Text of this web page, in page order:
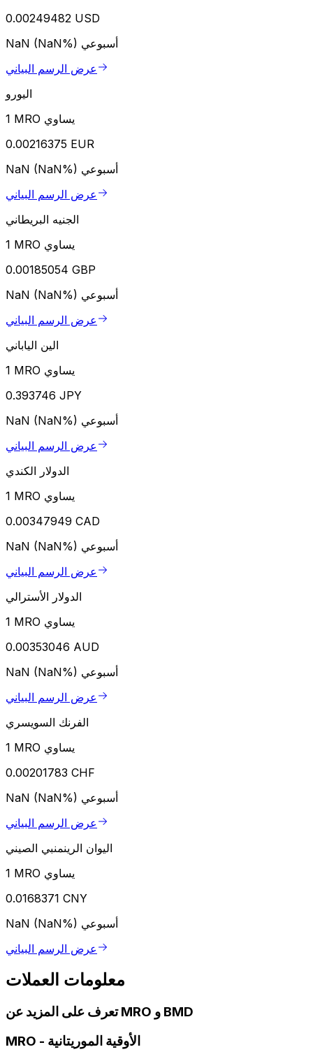
0.00249482 USD
NaN (NaN%) أسبوعي
عرض الرسم البياني
اليورو
1 MRO يساوي
0.00216375 EUR
NaN (NaN%) أسبوعي
عرض الرسم البياني
الجنيه البريطاني
1 MRO يساوي
0.00185054 GBP
NaN (NaN%) أسبوعي
عرض الرسم البياني
الين الياباني
1 MRO يساوي
0.393746 JPY
NaN (NaN%) أسبوعي
عرض الرسم البياني
الدولار الكندي
1 MRO يساوي
0.00347949 CAD
NaN (NaN%) أسبوعي
عرض الرسم البياني
الدولار الأسترالي
1 MRO يساوي
0.00353046 AUD
NaN (NaN%) أسبوعي
عرض الرسم البياني
الفرنك السويسري
1 MRO يساوي
0.00201783 CHF
NaN (NaN%) أسبوعي
عرض الرسم البياني
اليوان الرينمنبي الصيني
1 MRO يساوي
0.0168371 CNY
NaN (NaN%) أسبوعي
عرض الرسم البياني
معلومات العملات
تعرف على المزيد عن MRO و BMD
MRO - الأوقية الموريتانية